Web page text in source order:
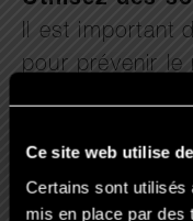
Ce site web utilise
Certains sont utilisés
mis en place par des
Il est important
pour prévenir le
Utilisez des
hyaluronique et
peau et